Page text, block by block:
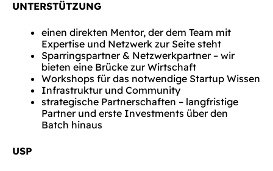
UNTERSTÜTZUNG
einen direkten Mentor, der dem Team mit
Expertise und Netzwerk zur Seite steht
Sparringspartner & Netzwerkpartner – wir
bieten eine Brücke zur Wirtschaft
Workshops für das notwendige Startup Wissen
Infrastruktur und Community
strategische Partnerschaften – langfristige
Partner und erste Investments über den
Batch hinaus
USP